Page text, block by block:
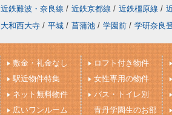
近鉄難波・奈良線 / 近鉄京都線 / 近鉄橿原線 /
大和西大寺 / 平城 / 菖蒲池 / 学園前 / 学研奈良
敷金・礼金なし
駅近物件特集
ネット無料物件
広いワンルーム
ロフト付き物件
女性専用の物件
バス・トイレ別
青丹学園生のお部